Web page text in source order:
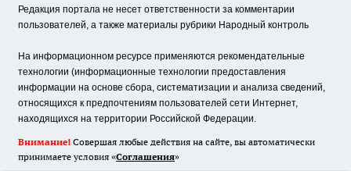
Редакция портала не несет ответственности за комментарии
пользователей, а также материалы рубрики Народный контроль
На информационном ресурсе применяются рекомендательные
технологии (информационные технологии предоставления
информации на основе сбора, систематизации и анализа сведений,
относящихся к предпочтениям пользователей сети Интернет,
находящихся на территории Российской Федерации.
Внимание! Совершая любые действия на сайте, вы автоматически
принимаете условия «Cоглашения»